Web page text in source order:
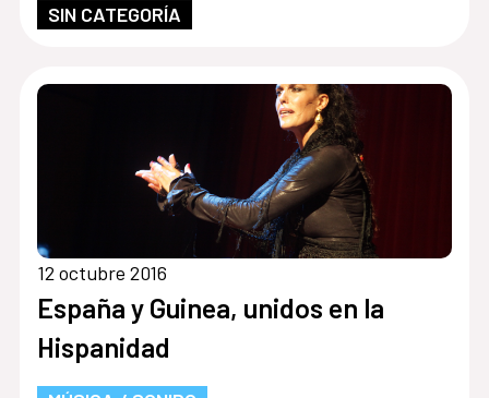
SIN CATEGORÍA
12 octubre 2016
España y Guinea, unidos en la
Hispanidad